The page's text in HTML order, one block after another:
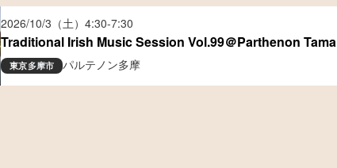
2026/10/3（土） 4:30-7:30
Traditional Irish Music Session Vol.99＠Parthenon Tama
東京多摩市 パルテノン多摩